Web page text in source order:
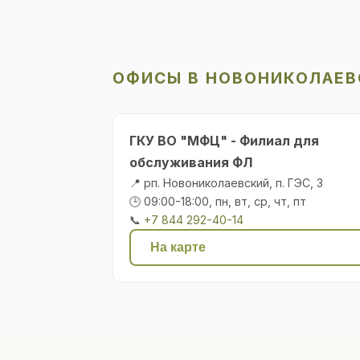
ОФИСЫ В
ГКУ ВО "МФЦ" - Филиал для
обслуживания ФЛ
📍 рп. Новониколаевский, п. ГЭС, 3
🕒 09:00-18:00, пн, вт, ср, чт, пт
📞 +7 844 292-40-14
На карте